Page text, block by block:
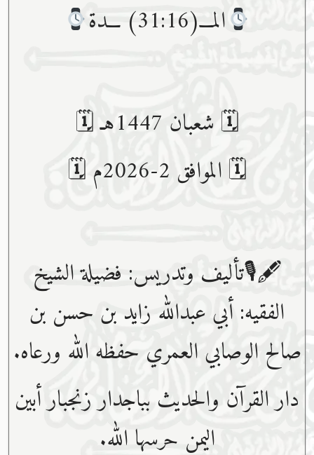
المـــ(31:16) ـــدة
🗓 شعبان 1447هـ 🗓
🗓 الموافق 2-2026م 🗓
🖋🎙تأليف وتدريس: فضيلة الشيخ
الفقيه: أبي عبدﷲ زايد بن حسن بن
صالح الوصابي العمري حفظه ﷲ ورعاه.
دار القرآن والحديث بباجدار زنجبار أبين
اليمن حرسها الله.